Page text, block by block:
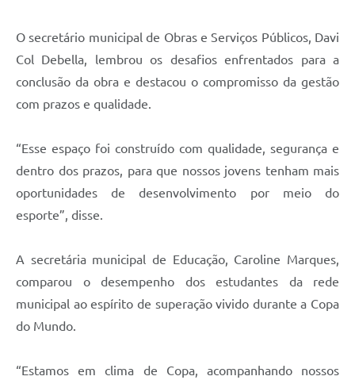
O secretário municipal de Obras e Serviços Públicos, Davi
Col Debella, lembrou os desafios enfrentados para a
conclusão da obra e destacou o compromisso da gestão
com prazos e qualidade.
“Esse espaço foi construído com qualidade, segurança e
dentro dos prazos, para que nossos jovens tenham mais
oportunidades de desenvolvimento por meio do
esporte”, disse.
A secretária municipal de Educação, Caroline Marques,
comparou o desempenho dos estudantes da rede
municipal ao espírito de superação vivido durante a Copa
do Mundo.
“Estamos em clima de Copa, acompanhando nossos